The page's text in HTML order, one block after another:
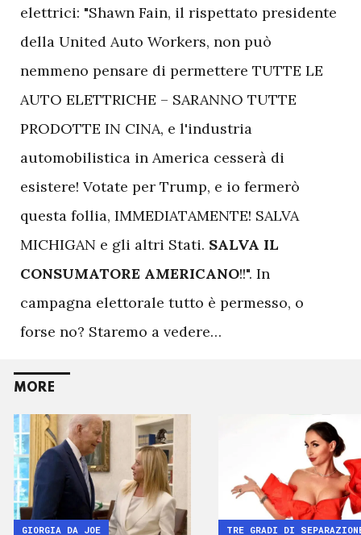
elettrici: "Shawn Fain, il rispettato presidente
della United Auto Workers, non può
nemmeno pensare di permettere TUTTE LE
AUTO ELETTRICHE – SARANNO TUTTE
PRODOTTE IN CINA, e l'industria
automobilistica in America cesserà di
esistere! Votate per Trump, e io fermerò
questa follia, IMMEDIATAMENTE! SALVA
MICHIGAN e gli altri Stati. SALVA IL
CONSUMATORE AMERICANO!!". In
campagna elettorale tutto è permesso, o
forse no? Staremo a vedere…
MORE
GIORGIA DA JOE TRE GRADI DI